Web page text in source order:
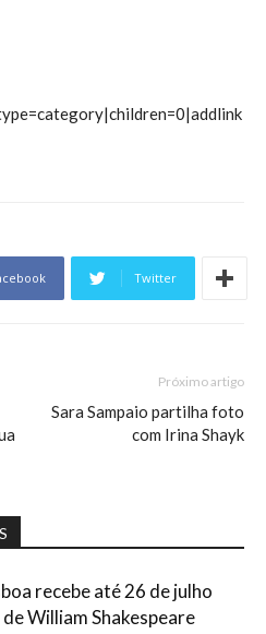
Twitter
Próximo artigo
Sara Sampaio partilha foto
com Irina Shayk
recebe até 26 de julho
de William Shakespeare